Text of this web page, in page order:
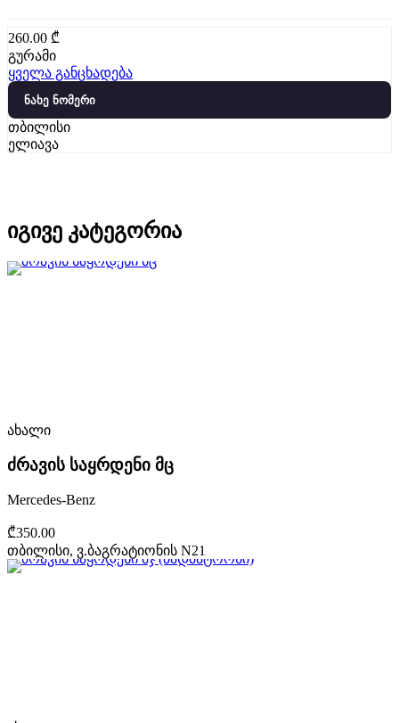
260.00 ₾
გურამი
ყველა განცხადება
ნახე ნომერი
თბილისი
ელიავა
იგივე კატეგორია
ახალი
ძრავის საყრდენი მც
Mercedes-Benz
₾350.00
თბილისი, ვ.ბაგრატიონის N21